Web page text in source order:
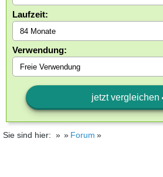
Laufzeit:
Verwendung:
jetzt vergleichen
Sie sind hier: Forum